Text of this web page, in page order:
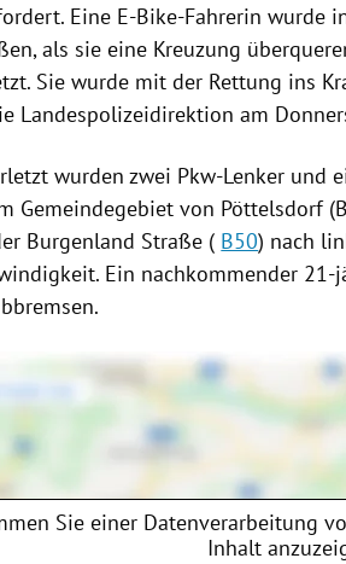
Eine E-Bike-Fahrerin wurde
als sie eine Kreuzung
Sie wurde mit der Rettung ins
Landespolizeidirektion am
wurden zwei Pkw-Lenker und
Gemeindegebiet von Pöttelsdorf
Burgenland Straße ( B50) nach
Ein nachkommender
Sie einer Datenverarbeitung
Inhalt